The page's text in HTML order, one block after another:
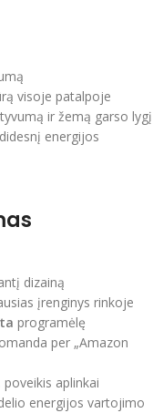
visoje patalpoje
ir žemą garso lygį
energijos
dizainą
įrenginys rinkoje
programėlę
per „Amazon
aplinkai
energijos vartojimo